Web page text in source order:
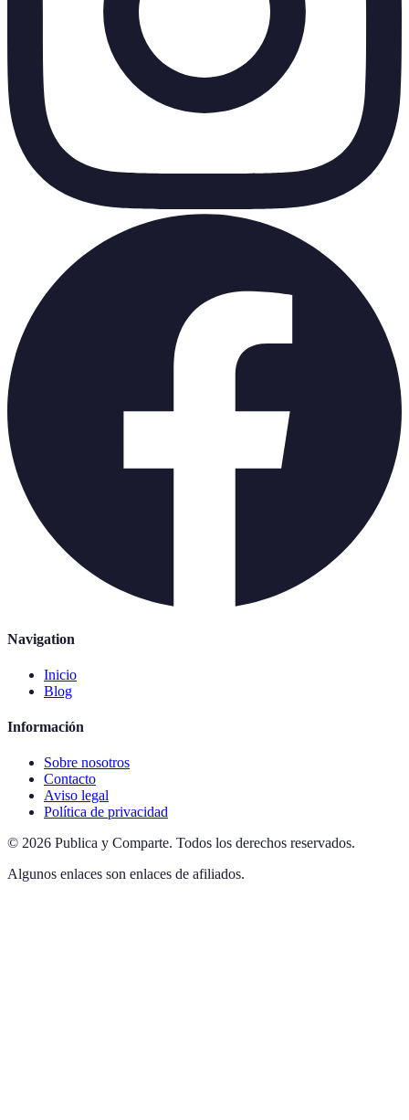
Navigation
Inicio
Blog
Información
Sobre nosotros
Contacto
Aviso legal
Política de privacidad
© 2026 Publica y Comparte. Todos los derechos reservados.
Algunos enlaces son enlaces de afiliados.